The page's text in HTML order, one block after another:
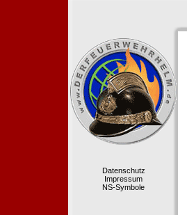
Datenschutz
Impressum
NS-Symbole